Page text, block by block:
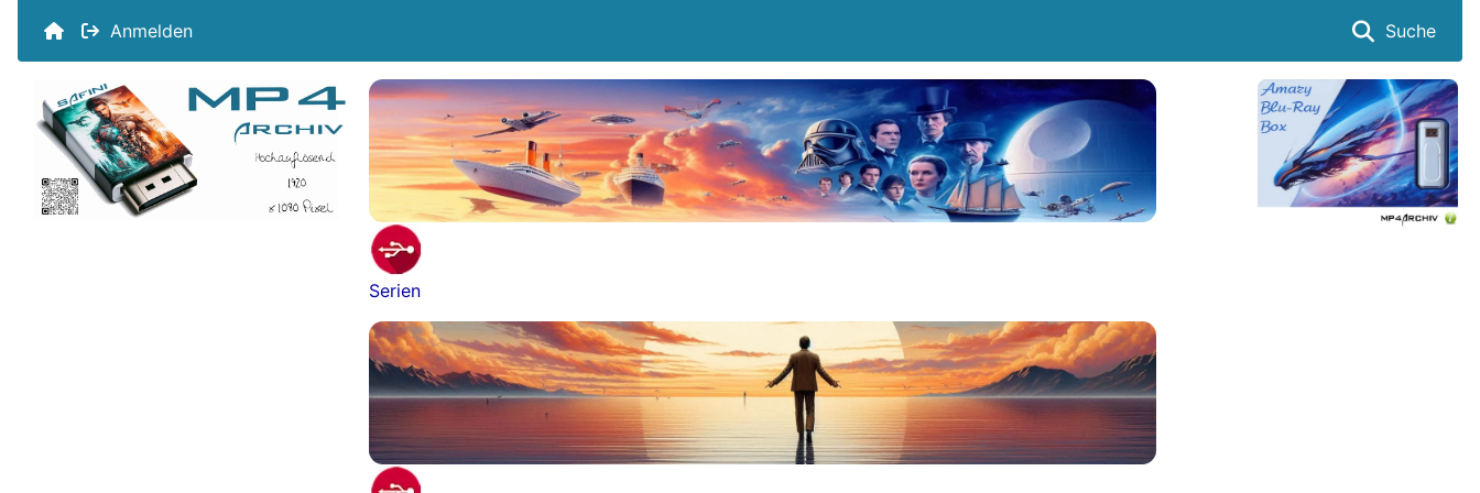
Anmelden Suche
Serien